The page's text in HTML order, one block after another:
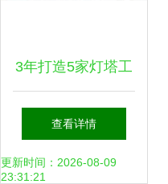
3年打造5家灯塔工
厂！“带灵魂”的工
业软件提供底座软
查看详情
更新时间：2026-08-09
23:31:21